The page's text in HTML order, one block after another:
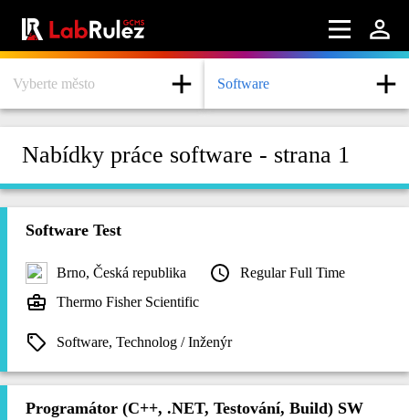
Vyberte město Software
Nabídky práce software - strana 1
Software Test
Brno, Česká republika
Regular Full Time
Thermo Fisher Scientific
Software, Technolog / Inženýr
Programátor (C++, .NET, Testování, Build) SW